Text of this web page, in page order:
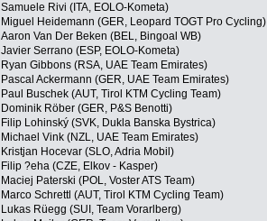
Samuele Rivi (ITA, EOLO-Kometa)
Miguel Heidemann (GER, Leopard TOGT Pro Cycling)
Aaron Van Der Beken (BEL, Bingoal WB)
Javier Serrano (ESP, EOLO-Kometa)
Ryan Gibbons (RSA, UAE Team Emirates)
Pascal Ackermann (GER, UAE Team Emirates)
Paul Buschek (AUT, Tirol KTM Cycling Team)
Dominik Röber (GER, P&S Benotti)
Filip Lohinský (SVK, Dukla Banska Bystrica)
Michael Vink (NZL, UAE Team Emirates)
Kristjan Hocevar (SLO, Adria Mobil)
Filip ?eha (CZE, Elkov - Kasper)
Maciej Paterski (POL, Voster ATS Team)
Marco Schrettl (AUT, Tirol KTM Cycling Team)
Lukas Rüegg (SUI, Team Vorarlberg)